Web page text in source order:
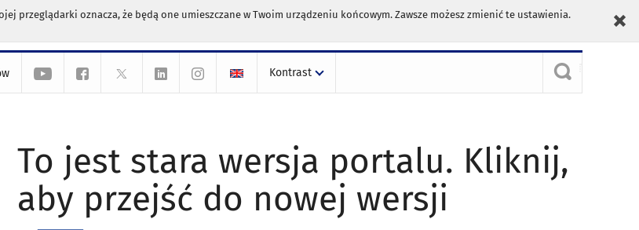
przeglądarki oznacza, że będą one umieszczane w Twoim urządzeniu końcowym. Zawsze możesz zmienić te ustawienia.
Kontrast
To jest stara wersja portalu. Kliknij,
aby przejść do nowej wersji